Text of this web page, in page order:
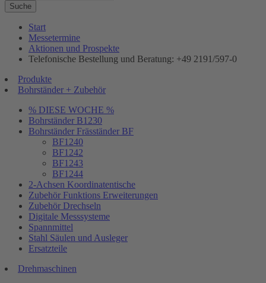
Suche
Start
Messetermine
Aktionen und Prospekte
Telefonische Bestellung und Beratung: +49 2191/597-0
Produkte
Bohrständer + Zubehör
% DIESE WOCHE %
Bohrständer B1230
Bohrständer Fräsständer BF
BF1240
BF1242
BF1243
BF1244
2-Achsen Koordinatentische
Zubehör Funktions Erweiterungen
Zubehör Drechseln
Digitale Messsysteme
Spannmittel
Stahl Säulen und Ausleger
Ersatzteile
Drehmaschinen